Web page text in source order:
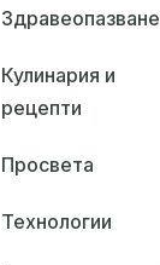
Здравеопазване
Кулинария и
рецепти
Просвета
Технологии